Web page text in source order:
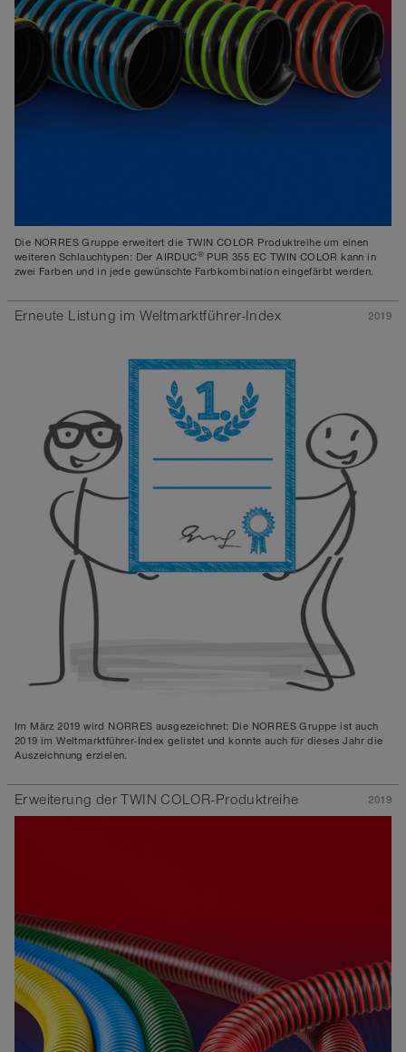
Die NORRES Gruppe erweitert die TWIN COLOR Produktreihe um einen
weiteren Schlauchtypen: Der AIRDUC® PUR 355 EC TWIN COLOR kann in
zwei Farben und in jede gewünschte Farbkombination eingefärbt werden.
Erneute Listung im Weltmarktführer-Index 2019
Im März 2019 wird NORRES ausgezeichnet: Die NORRES Gruppe ist auch
2019 im Weltmarktführer-Index gelistet und konnte auch für dieses Jahr die
Auszeichnung erzielen.
Erweiterung der TWIN COLOR-Produktreihe 2019